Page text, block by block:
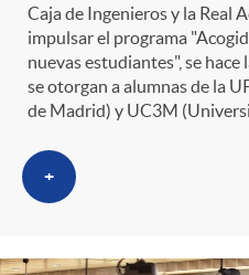
Caja de Ingenieros y la Real
impulsar el programa
nuevas estudiantes", se hace
se otorgan a alumnas de la
de Madrid) y UC3M
+